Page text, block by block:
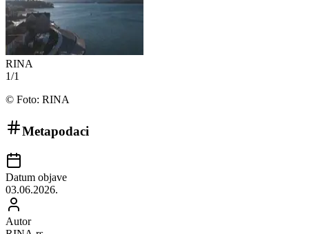
RINA
1/1
© Foto: RINA
Metapodaci
Datum objave
03.06.2026.
Autor